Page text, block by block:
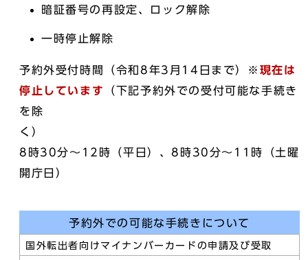
暗証番号の再設定、ロック解除
一時停止解除
予約外受付時間（令和8年3月14日まで）※ 現在は
停止しています
（下記予約外での受付可能な手続き
を除
く
8時30分～12時（平日）、8時30分～11時（土曜
開庁日）
予約外での可能な手続きについて
国外転出者向けマイナンバーカードの申請及び受取